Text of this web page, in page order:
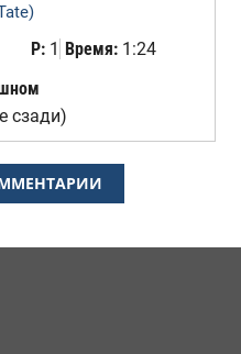
Р:1 Время:1:24
сзади)